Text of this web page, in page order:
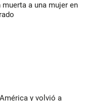
a una mujer en
y volvió a